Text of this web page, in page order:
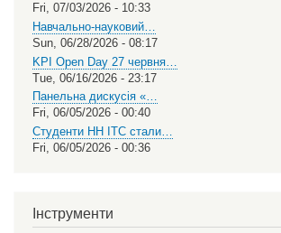
Fri, 07/03/2026 - 10:33
Навчально-науковий…
Sun, 06/28/2026 - 08:17
KPI Open Day 27 червня…
Tue, 06/16/2026 - 23:17
Панельна дискусія «…
Fri, 06/05/2026 - 00:40
Студенти НН ІТС стали…
Fri, 06/05/2026 - 00:36
Інструменти